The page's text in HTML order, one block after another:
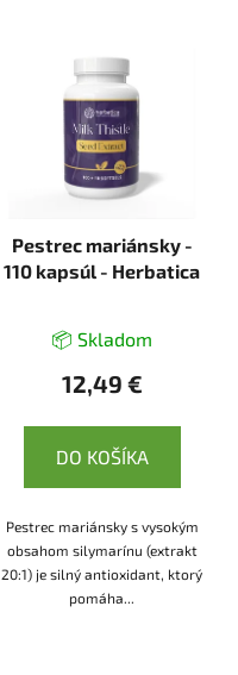
Pestrec mariánsky -
110 kapsúl - Herbatica
📦 Skladom
12,49 €
DO KOŠÍKA
Pestrec mariánsky s vysokým
obsahom silymarínu (extrakt
20:1) je silný antioxidant, ktorý
pomáha...